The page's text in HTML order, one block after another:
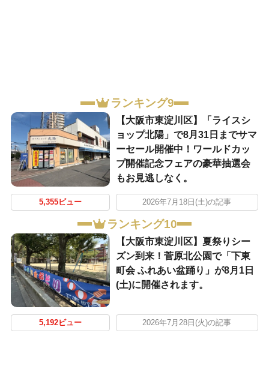
ランキング9
【大阪市東淀川区】「ライスシ
ョップ北陽」で8月31日までサマ
ーセール開催中！ワールドカッ
プ開催記念フェアの豪華抽選会
もお見逃しなく。
5,355ビュー 2026年7月18日(土)の記事
ランキング10
【大阪市東淀川区】夏祭りシー
ズン到来！菅原北公園で「下東
町会 ふれあい盆踊り」が8月1日
(土)に開催されます。
5,192ビュー 2026年7月28日(火)の記事